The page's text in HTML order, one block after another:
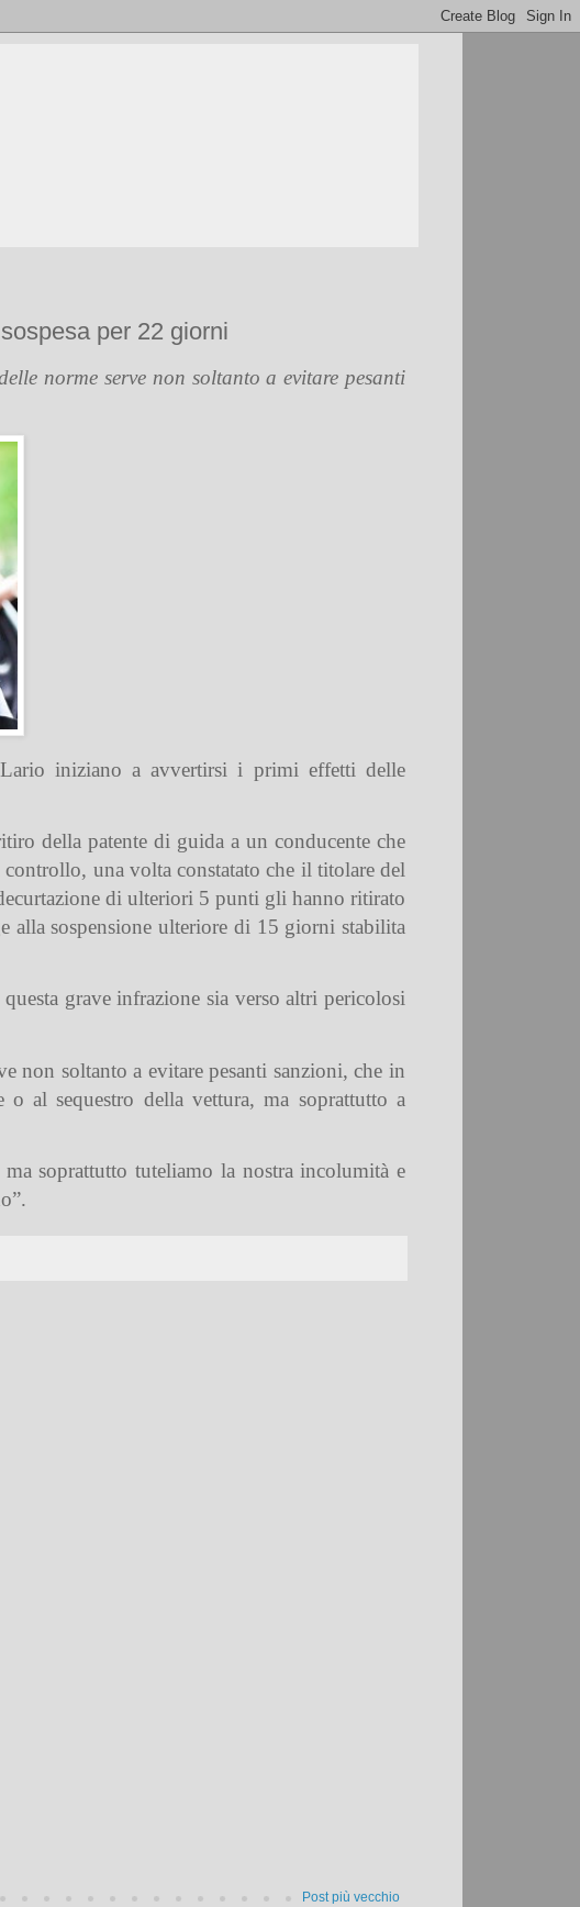
per 22 giorni
norme serve non soltanto a evitare pesanti
Lario iniziano a avvertirsi i primi effetti delle
della patente di guida a un conducente che
una volta constatato che il titolare del
di ulteriori 5 punti gli hanno ritirato
alla sospensione ulteriore di 15 giorni stabilita
grave infrazione sia verso altri pericolosi
non soltanto a evitare pesanti sanzioni, che in
al sequestro della vettura, ma soprattutto a
soprattutto tuteliamo la nostra incolumità e
Post più vecchio